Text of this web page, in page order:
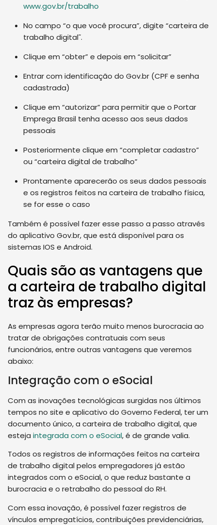
www.gov.br/trabalho
No campo “o que você procura”, digite “carteira de
trabalho digital˜.
Clique em “obter” e depois em “solicitar”
Entrar com identificação do Gov.br (CPF e senha
cadastrada)
Clique em “autorizar” para permitir que o Portar
Emprega Brasil tenha acesso aos seus dados
pessoais
Posteriormente clique em “completar cadastro”
ou “carteira digital de trabalho”
Prontamente aparecerão os seus dados pessoais
e os registros feitos na carteira de trabalho física,
se for esse o caso
Também é possível fazer esse passo a passo através
do aplicativo Gov.br, que está disponível para os
sistemas IOS e Android.
Quais são as vantagens que
a carteira de trabalho digital
traz às empresas?
As empresas agora terão muito menos burocracia ao
tratar de obrigações contratuais com seus
funcionários, entre outras vantagens que veremos
abaixo:
Integração com o eSocial
Com as inovações tecnológicas surgidas nos últimos
tempos no site e aplicativo do Governo Federal, ter um
documento único, a carteira de trabalho digital, que
esteja integrada com o eSocial, é de grande valia.
Todos os registros de informações feitos na carteira
de trabalho digital pelos empregadores já estão
integrados com o eSocial, o que reduz bastante a
burocracia e o retrabalho do pessoal do RH.
Com essa inovação, é possível fazer registros de
vínculos empregatícios, contribuições previdenciárias,